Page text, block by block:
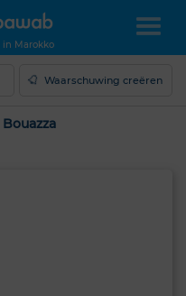
in Marokko
Waarschuwing creëren